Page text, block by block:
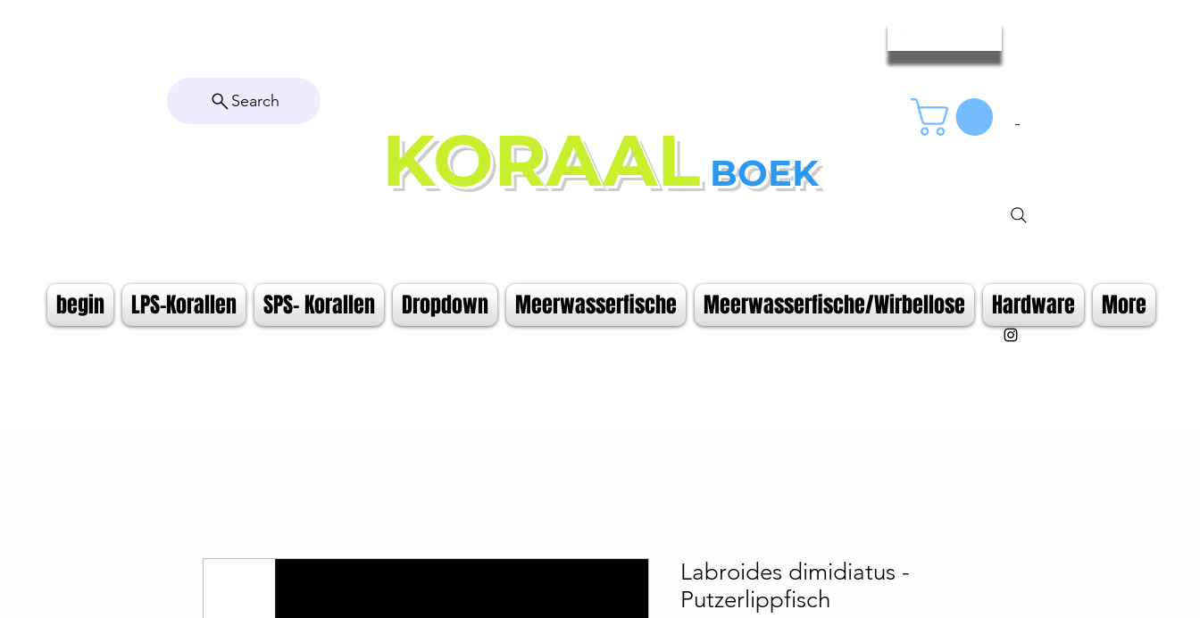
Search
KORAALBOEK
Inloggen
begin LPS-Korallen SPS- Korallen Dropdown Meerwasserfische Meerwasserfische/Wirbellose Hardware More
Labroides dimidiatus -
Putzerlippfisch